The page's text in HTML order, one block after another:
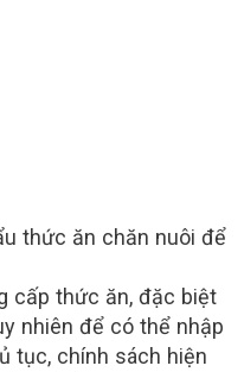
thức ăn chăn nuôi để
cấp thức ăn, đặc biệt
nhiên để có thể nhập
tục, chính sách hiện